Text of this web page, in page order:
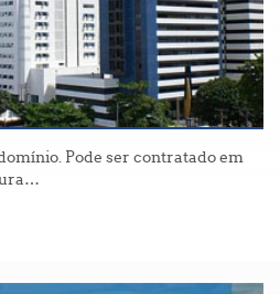
Pode ser contratado em
…